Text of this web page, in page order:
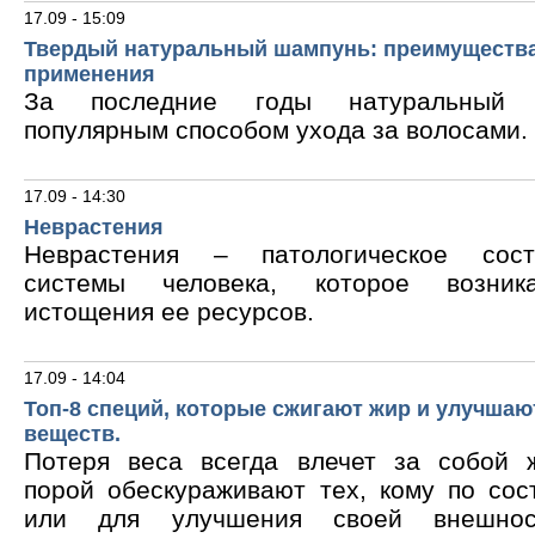
17.09 - 15:09
Твердый натуральный шампунь:
применения
За последние годы натуральный
популярным способом ухода за волосами.
17.09 - 14:30
Неврастения
Неврастения – патологическое
системы человека, которое
истощения ее ресурсов.
17.09 - 14:04
Топ-8 специй, которые сжигают жир и
веществ.
Потеря веса всегда влечет за собой
порой обескураживают тех, кому по
или для улучшения своей